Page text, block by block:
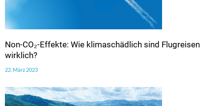
Non-CO₂-Effekte: Wie klimaschädlich sind Flugreisen
wirklich?
22. März 2023